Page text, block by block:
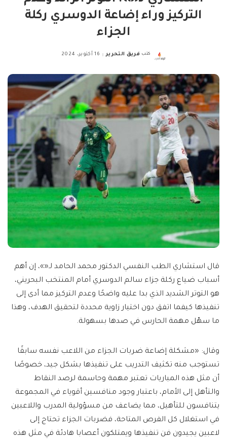
التركيز وراء إضاعة الدوسري ركلة
الجزاء
Posted
كتب فريق التحرير 16 أكتوبر، 2024
قال استشاري الطب النفسي الدكتور محمد الحامد لـ«»، إن أهم
أسباب ضياع ركلة جزاء سالم الدوسري أمام المنتخب البحريني،
هو التوتر الشديد الذي بدا عليه واضحًا وعدم التركيز مما أدى إلى
تنفيذها كيفما اتفق دون اختيار زاوية محددة لتحقيق الهدف، وهذا
ما سهّل مهمة الحارس في صدها بسهولة.
وقال: «مشكلة إضاعة ضربات الجزاء من اللاعب نفسه سابقًا
تستوجب منه تكثيف التدريب على تنفيذها بشكل جيد، خصوصًا
أن مثل هذه المباريات تعتبر مهمة وحاسمة لرصد النقاط
والتأهل إلى الأمام، باعتبار وجود منافسين أقوياء في المجموعة
يتنافسون للتأهيل، مما يضاعف من مسؤولية المدرب واللاعبين
في استغلال كل الفرص المتاحة، فضربات الجزاء تحتاج إلى
لاعبين يجيدون فن تنفيذها ويمتلكون أعصابا هادئة في مثل هذه